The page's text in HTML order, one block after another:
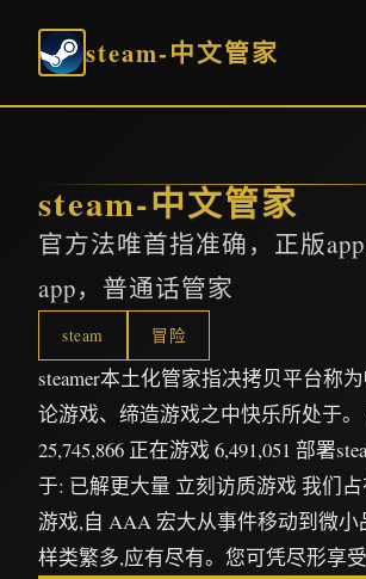
steam-中文管家
steam-中文管家
官方法唯首指准确，正版
app，普通话管家
steam 冒险
steamer本土化管家指决拷贝平台称
论游戏、缔造游戏之中快乐所处于
25,745,866 正在游戏 6,491,051 部署
于: 已解更大量 立刻访质游戏 我们占
游戏,自 AAA 宏大从事件移动到微
样类繁多,应有尽有。您可凭尽形享